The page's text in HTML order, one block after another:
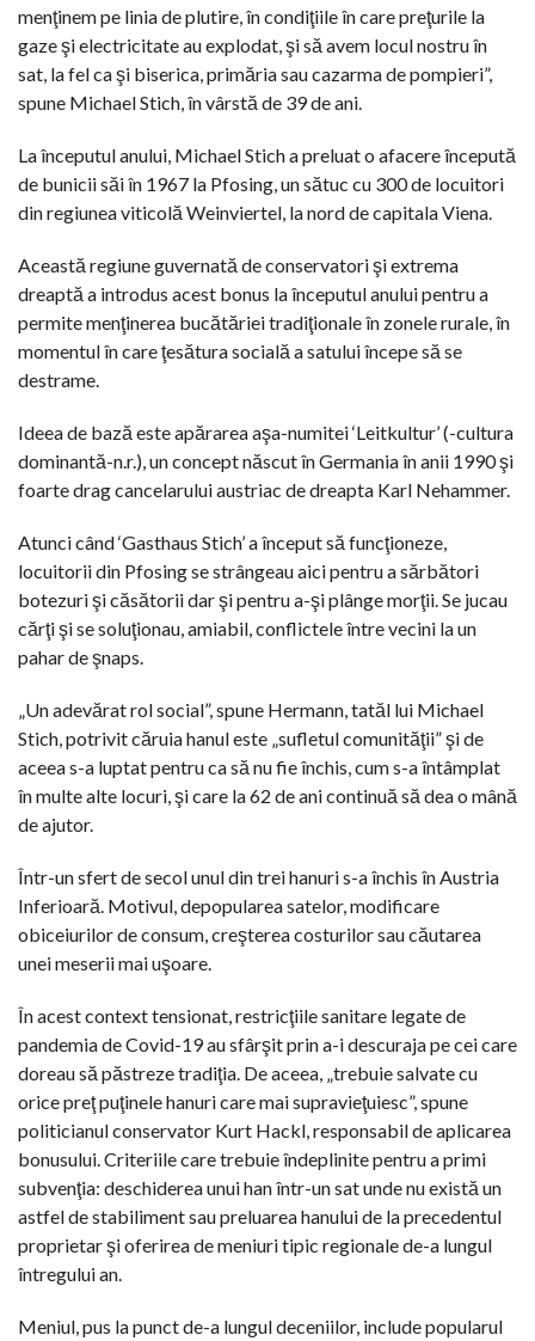
menţinem pe linia de plutire, în condiţiile în care preţurile la
gaze şi electricitate au explodat, şi să avem locul nostru în
sat, la fel ca şi biserica, primăria sau cazarma de pompieri”,
spune Michael Stich, în vârstă de 39 de ani.
La începutul anului, Michael Stich a preluat o afacere începută
de bunicii săi în 1967 la Pfosing, un sătuc cu 300 de locuitori
din regiunea viticolă Weinviertel, la nord de capitala Viena.
Această regiune guvernată de conservatori şi extrema
dreaptă a introdus acest bonus la începutul anului pentru a
permite menţinerea bucătăriei tradiţionale în zonele rurale, în
momentul în care ţesătura socială a satului începe să se
destrame.
Ideea de bază este apărarea aşa-numitei ‘Leitkultur’ (-cultura
dominantă-n.r.), un concept născut în Germania în anii 1990 şi
foarte drag cancelarului austriac de dreapta Karl Nehammer.
Atunci când ‘Gasthaus Stich’ a început să funcţioneze,
locuitorii din Pfosing se strângeau aici pentru a sărbători
botezuri şi căsătorii dar şi pentru a-şi plânge morţii. Se jucau
cărţi şi se soluţionau, amiabil, conflictele între vecini la un
pahar de şnaps.
„Un adevărat rol social”, spune Hermann, tatăl lui Michael
Stich, potrivit căruia hanul este „sufletul comunităţii” şi de
aceea s-a luptat pentru ca să nu fie închis, cum s-a întâmplat
în multe alte locuri, şi care la 62 de ani continuă să dea o mână
de ajutor.
Într-un sfert de secol unul din trei hanuri s-a închis în Austria
Inferioară. Motivul, depopularea satelor, modificare
obiceiurilor de consum, creşterea costurilor sau căutarea
unei meserii mai uşoare.
În acest context tensionat, restricţiile sanitare legate de
pandemia de Covid-19 au sfârşit prin a-i descuraja pe cei care
doreau să păstreze tradiţia. De aceea, „trebuie salvate cu
orice preţ puţinele hanuri care mai supravieţuiesc”, spune
politicianul conservator Kurt Hackl, responsabil de aplicarea
bonusului. Criteriile care trebuie îndeplinite pentru a primi
subvenţia: deschiderea unui han într-un sat unde nu există un
astfel de stabiliment sau preluarea hanului de la precedentul
proprietar şi oferirea de meniuri tipic regionale de-a lungul
întregului an.
Meniul, pus la punct de-a lungul deceniilor, include popularul